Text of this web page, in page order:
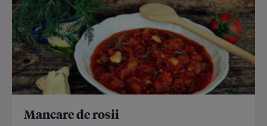
Mancare de rosii